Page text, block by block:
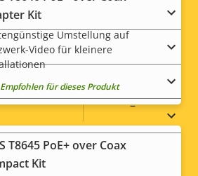
High, Main
Ja
–
Kit
Umstellung auf
Video für kleinere
Empfohlen für dieses Produkt
T8645 PoE+ over Coax
Kit